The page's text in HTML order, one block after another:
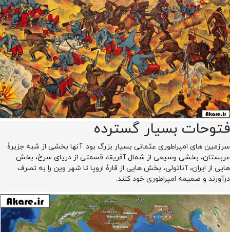
فتوحات بسیار گسترده
سرزمین های امپراطوری عثمانی بسیار بزرگ بود. آنها بخشی از شبه جزیرۀ
عربستان، بخشی وسیعی از شمال آفریقا، قسمتی از دریای سرخ، بخش
هایی از ایران، آناتولی، بخش هایی از قارۀ اروپا تا شهر وین را به تصرف
درآورند و ضمیمه امپراطوری خود کنند.